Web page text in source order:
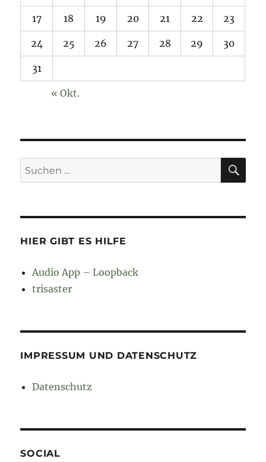
17 18 19 20 21 22 23
24 25 26 27 28 29 30
31
« Okt.
Suchen
nach:
HIER GIBT ES HILFE
Audio App – Loopback
trisaster
IMPRESSUM UND DATENSCHUTZ
Datenschutz
SOCIAL